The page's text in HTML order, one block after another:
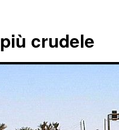
crudele